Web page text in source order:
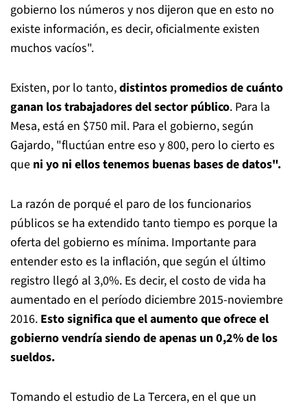
gobierno los números y nos dijeron que en esto no
existe información, es decir, oficialmente existen
muchos vacíos".
Existen, por lo tanto,distintos promedios de cuánto
ganan los trabajadores del sector público. Para la
Mesa, está en $750 mil. Para el gobierno, según
Gajardo, "fluctúan entre eso y 800, pero lo cierto es
que ni yo ni ellos tenemos buenas bases de datos".
La razón de porqué el paro de los funcionarios
públicos se ha extendido tanto tiempo es porque la
oferta del gobierno es mínima. Importante para
entender esto es la inflación, que según el último
registro llegó al 3,0%. Es decir, el costo de vida ha
aumentado en el período diciembre 2015-noviembre
2016. Esto significa que el aumento que ofrece el
gobierno vendría siendo de apenas un 0,2% de los
sueldos.
Tomando el estudio de La Tercera, en el que un